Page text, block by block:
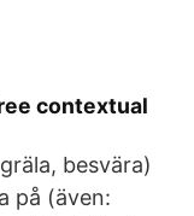
contextual
besvära)
på (även: